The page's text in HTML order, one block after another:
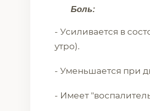
Боль:
- Усиливается в
утро).
- Уменьшается при
- Имеет